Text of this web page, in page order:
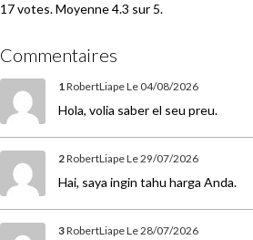
17votes. Moyenne4.3 sur 5.
Commentaires
1RobertLiapeLe 04/08/2026
Hola, volia saber el seu preu.
2RobertLiapeLe 29/07/2026
Hai, saya ingin tahu harga Anda.
3RobertLiapeLe 28/07/2026